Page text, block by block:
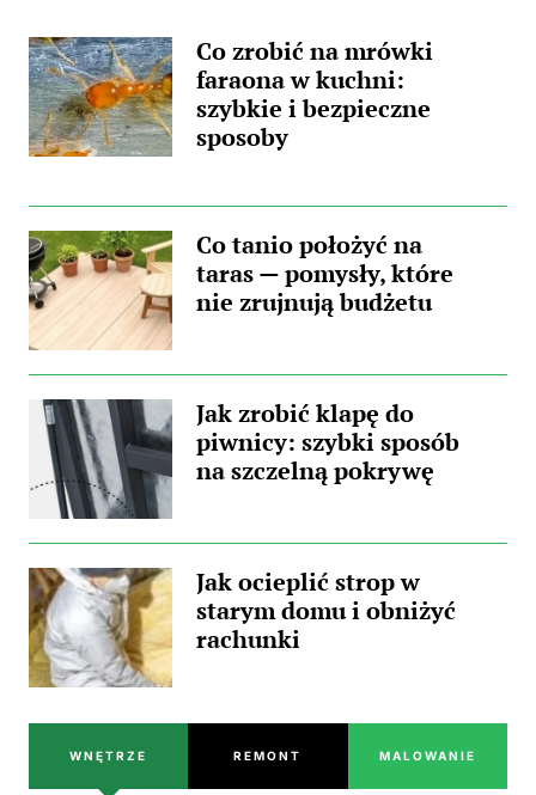
nieprzyjemna towarzyszka? Główną
przyczyną...
Co zrobić na mrówki
faraona w kuchni:
szybkie i bezpieczne
sposoby
Co tanio położyć na
taras — pomysły, które
nie zrujnują budżetu
Jak zrobić klapę do
piwnicy: szybki sposób
na szczelną pokrywę
Jak ocieplić strop w
starym domu i obniżyć
rachunki
WNĘTRZE REMONT MALOWANIE